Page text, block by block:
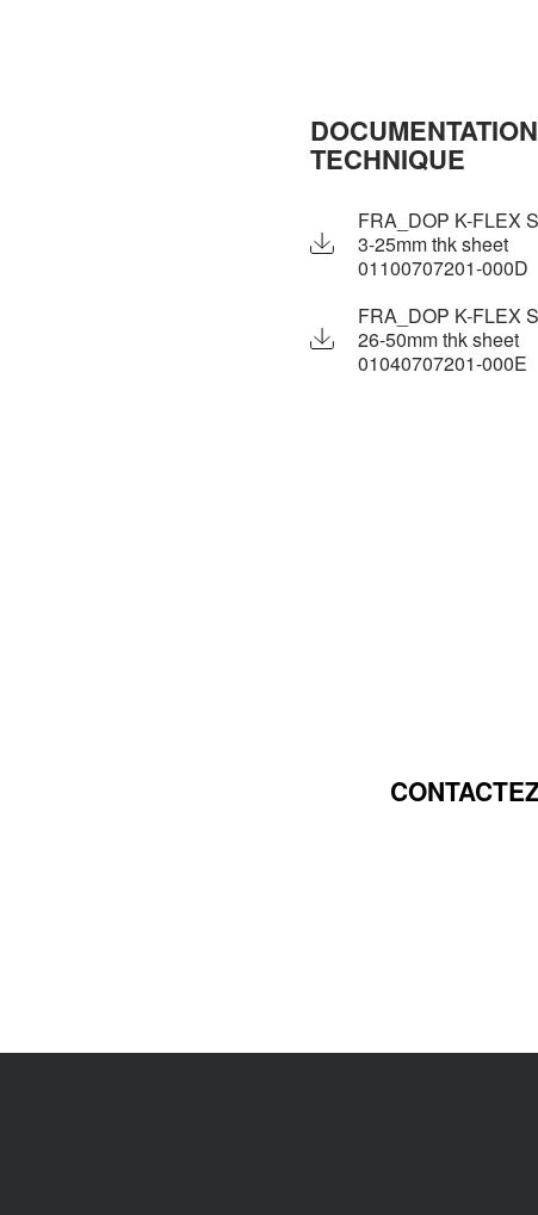
DOCUMENTATION
TECHNIQUE
FRA_DOP K-FLEX
3-25mm thk sheet
01100707201-000D
FRA_DOP K-FLEX
26-50mm thk sheet
01040707201-000E